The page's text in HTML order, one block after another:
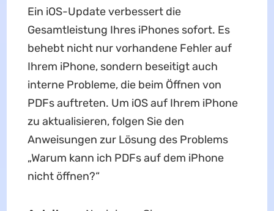
Ein iOS-Update verbessert die
Gesamtleistung Ihres iPhones sofort. Es
behebt nicht nur vorhandene Fehler auf
Ihrem iPhone, sondern beseitigt auch
interne Probleme, die beim Öffnen von
PDFs auftreten. Um iOS auf Ihrem iPhone
zu aktualisieren, folgen Sie den
Anweisungen zur Lösung des Problems
„Warum kann ich PDFs auf dem iPhone
nicht öffnen?“